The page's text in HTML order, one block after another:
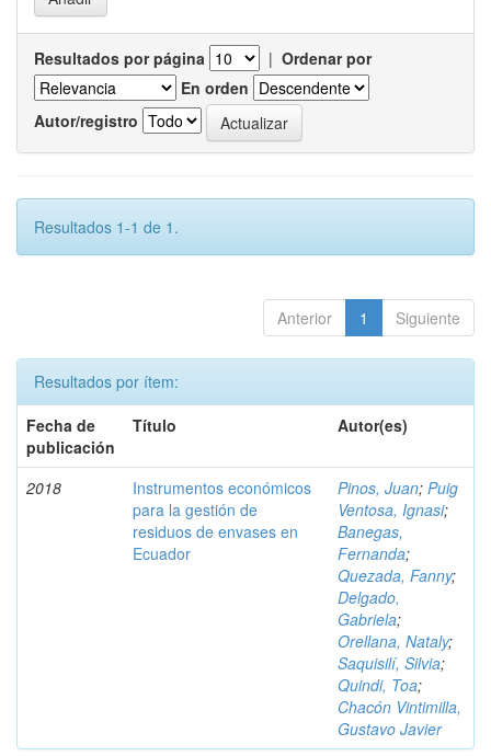
Resultados por página | Ordenar por
En orden
Autor/registro
Resultados 1-1 de 1.
Anterior 1 Siguiente
Resultados por ítem:
Fecha de
publicación
Título Autor(es)
2018
Instrumentos económicos
para la gestión de
residuos de envases en
Ecuador
Pinos, Juan; Puig
Ventosa, Ignasi;
Banegas,
Fernanda;
Quezada, Fanny;
Delgado,
Gabriela;
Orellana, Nataly;
Saquisilí, Silvia;
Quindi, Toa;
Chacón Vintimilla,
Gustavo Javier